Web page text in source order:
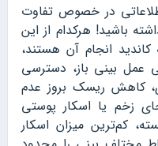
در خصوص تفاوت
باشید! هرکدام از این
انجام آن هستند،
عمل بینی باز، دسترسی
کاهش ریسک بروز عدم
زخم یا اسکار پوستی
کم‌ترین میزان اسکار